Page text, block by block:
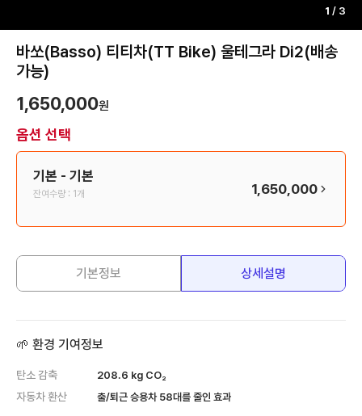
1 / 3
바쏘(Basso) 티티차(TT Bike) 울테그라 Di2(배송
가능)
1,650,000원
옵션 선택
기본 - 기본
잔여수량 : 1개 1,650,000
기본정보 상세설명
🌱 환경 기여정보
탄소 감축 208.6 kg CO₂
자동차 환산 출/퇴근 승용차 58대를 줄인 효과